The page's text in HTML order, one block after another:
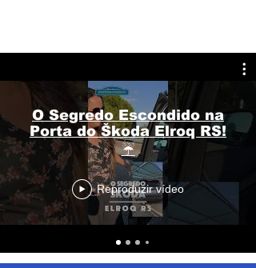
O Segredo Escondido na
Porta do Škoda Elroq RS!
☔
Reproduzir vídeo